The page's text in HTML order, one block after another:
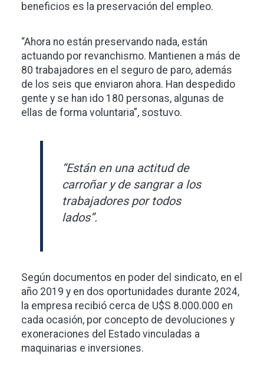
beneficios es la preservación del empleo.
“Ahora no están preservando nada, están
actuando por revanchismo. Mantienen a más de
80 trabajadores en el seguro de paro, además
de los seis que enviaron ahora. Han despedido
gente y se han ido 180 personas, algunas de
ellas de forma voluntaria”, sostuvo.
“Están en una actitud de
carroñar y de sangrar a los
trabajadores por todos
lados”.
Según documentos en poder del sindicato, en el
año 2019 y en dos oportunidades durante 2024,
la empresa recibió cerca de U$S 8.000.000 en
cada ocasión, por concepto de devoluciones y
exoneraciones del Estado vinculadas a
maquinarias e inversiones.